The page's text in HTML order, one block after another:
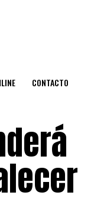
CONTACTO